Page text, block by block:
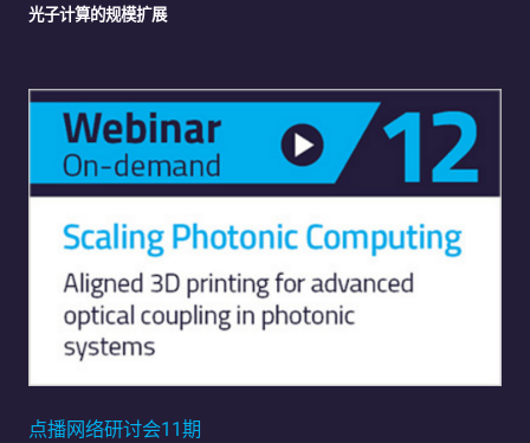
光子计算的规模扩展
点播网络研讨会11期